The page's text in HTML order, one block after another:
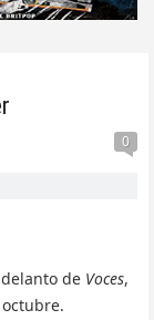
0
de Voces,